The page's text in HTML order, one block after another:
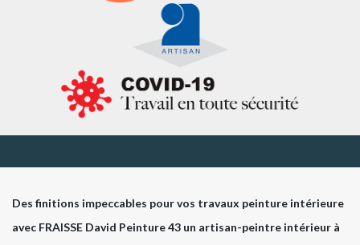
Des finitions impeccables pour vos travaux peinture intérieure
avec FRAISSE David Peinture 43 un artisan-peintre intérieur à